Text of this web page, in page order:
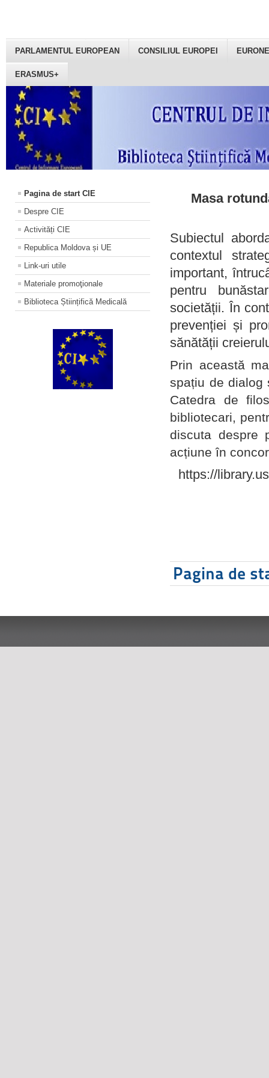
PARLAMENTUL EUROPEAN CONSILIUL EUROPEI
ERASMUS+
Pagina de start CIE
Despre CIE
Activități CIE
Republica Moldova și UE
Link-uri utile
Materiale promoţionale
Biblioteca Științifică Medicală
Masa
Subiectul
contextul
important,
pentru
societății. În
prevenției și
sănătății
Prin această
spațiu de dialog
Catedra de
bibliotecari,
discuta despre
acțiune în
https://
Pagina de